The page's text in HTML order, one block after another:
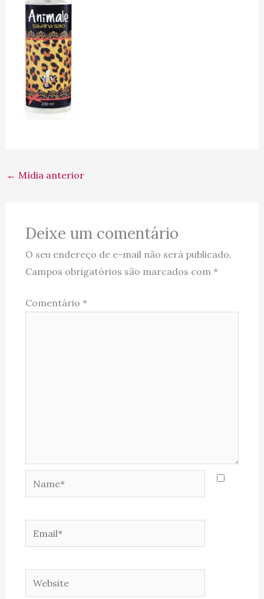
← Mídia anterior
Deixe um comentário
O seu endereço de e-mail não será publicado.
Campos obrigatórios são marcados com *
Comentário *
Name*
Email*
Website